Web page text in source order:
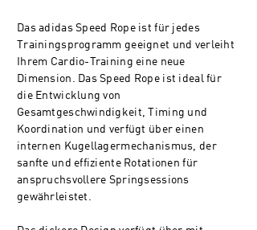
Das adidas Speed Rope ist für jedes
Trainingsprogramm geeignet und verleiht
Ihrem Cardio-Training eine neue
Dimension. Das Speed Rope ist ideal für
die Entwicklung von
Gesamtgeschwindigkeit, Timing und
Koordination und verfügt über einen
internen Kugellagermechanismus, der
sanfte und effiziente Rotationen für
anspruchsvollere Springsessions
gewährleistet.